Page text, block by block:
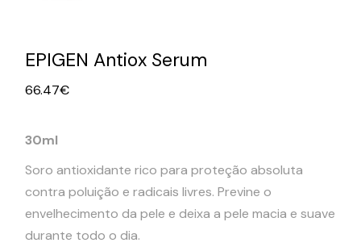
EPIGEN Antiox Serum
66.47€
30ml
Soro antioxidante rico para proteção absoluta
contra poluição e radicais livres.Previne o
envelhecimento da pele e deixa a pele macia e suave
durante todo o dia.